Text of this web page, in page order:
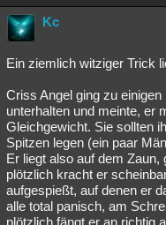
Kc
Ein ziemlich witziger Trick
Criss Angel ging zu
unterhalten und meinte, er
Gleichgewicht. Sie sollten
Spitzen legen (ein paar
Er liegt also auf dem
plötzlich kracht er
aufgespießt, auf denen er
alle total panisch, am
plötzlich fängt er an richtig